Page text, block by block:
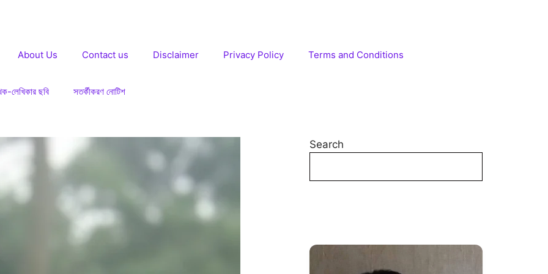
About Us Contact us Disclaimer Privacy Policy Terms and Conditions
লেখিকার ছবি সতর্কীকরণ নোটিশ
Search